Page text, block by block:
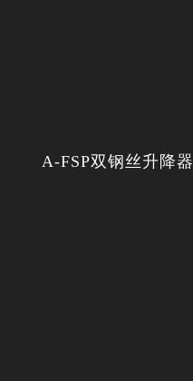
A-FSP双钢丝升降器